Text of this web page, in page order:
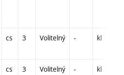
cs 3 Volitelný - kl
cs 3 Volitelný - kl